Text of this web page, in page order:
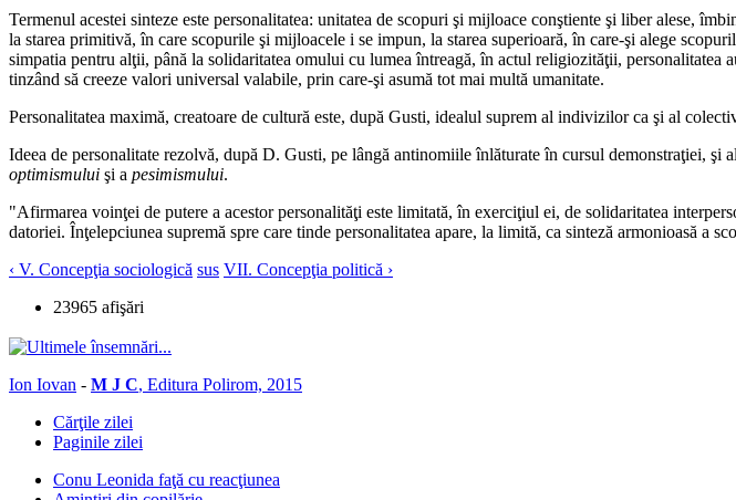
Termenul acestei sinteze este personalitatea: unitatea de scopuri şi mijloace conştiente şi liber alese,
la starea primitivă, în care scopurile şi mijloacele i se impun, la starea superioară, în care-şi alege
simpatia pentru alţii, până la solidaritatea omului cu lumea întreagă, în actul religiozităţii, personalitatea
tinzând să creeze valori universal valabile, prin care-şi asumă tot mai multă umanitate.
Personalitatea maximă, creatoare de cultură este, după Gusti, idealul suprem al indivizilor ca şi al
Ideea de personalitate rezolvă, după D. Gusti, pe lângă antinomiile înlăturate în cursul demonstraţiei, şi
optimismului şi a pesimismului.
"Afirmarea voinţei de putere a acestor personalităţi este limitată, în exerciţiul ei, de solidaritatea
datoriei. Înţelepciunea supremă spre care tinde personalitatea apare, la limită, ca sinteză armonioasă a
‹ V. Concepţia sociologică sus VII. Concepţia politică ›
23965 afişări
Ion Iovan - M J C, Editura Polirom, 2015
Cărţile zilei
Paginile zilei
Conu Leonida faţă cu reacţiunea